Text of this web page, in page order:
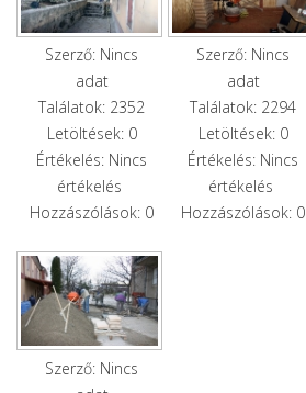
Szerző: Nincs
adat
Találatok: 2352
Letöltések: 0
Értékelés: Nincs
értékelés
Hozzászólások: 0
Szerző: Nincs
adat
Találatok: 2294
Letöltések: 0
Értékelés: Nincs
értékelés
Hozzászólások: 0
Szerző: Nincs